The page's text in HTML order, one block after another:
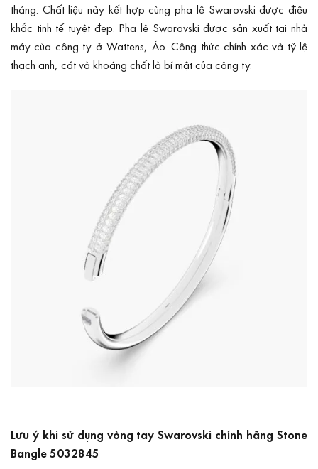
tháng. Chất liệu này kết hợp cùng pha lê Swarovski được điêu
khắc tinh tế tuyệt đẹp. Pha lê Swarovski được sản xuất tại nhà
máy của công ty ở Wattens, Áo. Công thức chính xác và tỷ lệ
thạch anh, cát và khoáng chất là bí mật của công ty.
Lưu ý khi sử dụng vòng tay Swarovski chính hãng Stone
Bangle 5032845